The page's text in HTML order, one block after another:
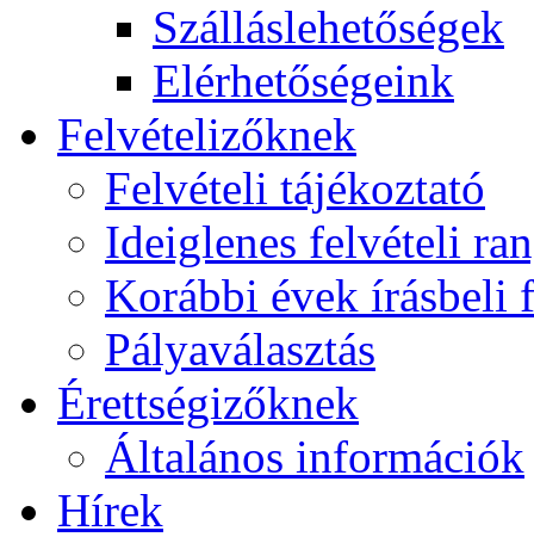
Szálláslehetőségek
Elérhetőségeink
Felvételizőknek
Felvételi tájékoztató
Ideiglenes felvételi
Korábbi évek írásbeli
Pályaválasztás
Érettségizőknek
Általános információk
Hírek